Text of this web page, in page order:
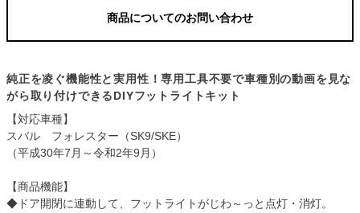
商品についてのお問い合わせ
純正を凌ぐ機能性と実用性！専用工具不要で車種別の動画を見な
がら取り付けできるDIYフットライトキット
【対応車種】
スバル フォレスター（SK9/SKE）
（平成30年7月～令和2年9月）
【商品機能】
◆ドア開閉に連動して、フットライトがじわ～っと点灯・消灯。